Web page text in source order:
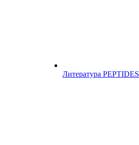
Литература PEPTIDES